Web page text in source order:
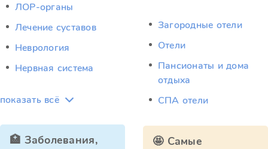
ЛОР-органы
Лечение суставов
Неврология
Нервная система
показать всё
🏥 Заболевания,
Загородные отели
Отели
Пансионаты и дома
отдыха
СПА отели
🤩 Самые